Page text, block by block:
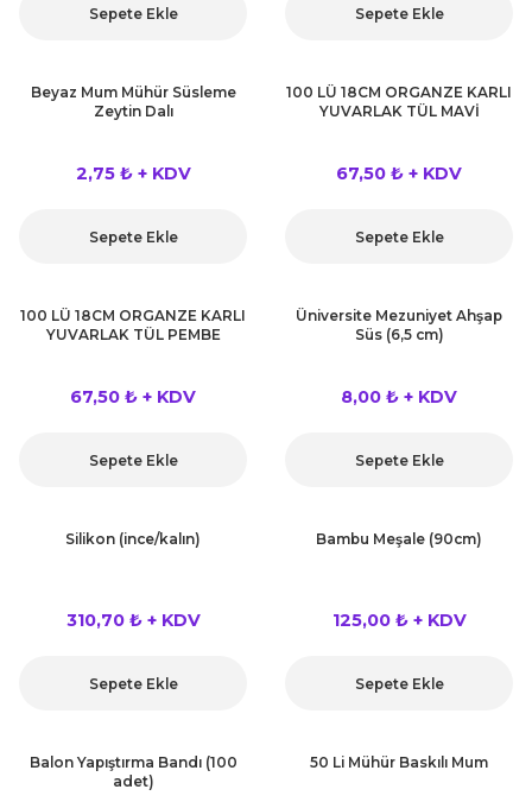
Sepete Ekle Sepete Ekle
Beyaz Mum Mühür Süsleme
Zeytin Dalı
2,75 ₺ + KDV
Sepete Ekle
100 LÜ 18CM ORGANZE KARLI
YUVARLAK TÜL MAVİ
67,50 ₺ + KDV
Sepete Ekle
100 LÜ 18CM ORGANZE KARLI
YUVARLAK TÜL PEMBE
67,50 ₺ + KDV
Sepete Ekle
Üniversite Mezuniyet Ahşap
Süs (6,5 cm)
8,00 ₺ + KDV
Sepete Ekle
Silikon (ince/kalın)
310,70 ₺ + KDV
Sepete Ekle
Bambu Meşale (90cm)
125,00 ₺ + KDV
Sepete Ekle
Balon Yapıştırma Bandı (100
adet)
50 Li Mühür Baskılı Mum